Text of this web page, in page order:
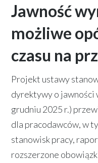
Jawność
możliwe
czasu na
Projekt ustawy
dyrektywy o jawności
grudniu 2025 r.)
dla pracodawców, w
stanowisk pracy,
rozszerzone